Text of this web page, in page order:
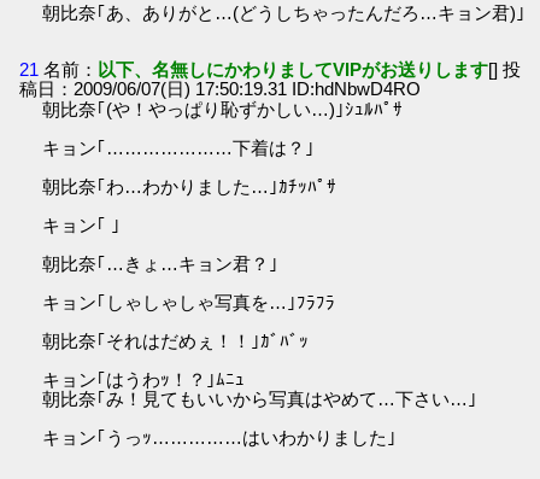
朝比奈｢あ、ありがと…(どうしちゃったんだろ…キョン君)｣
21 名前： 以下、名無しにかわりましてVIPがお送りします[] 投
稿日：2009/06/07(日) 17:50:19.31 ID:hdNbwD4RO
朝比奈｢(や！やっぱり恥ずかしい…)｣ｼｭﾙﾊﾟｻ
キョン｢…………………下着は？｣
朝比奈｢わ…わかりました…｣ｶﾁｯﾊﾟｻ
キョン｢ ｣
朝比奈｢…きょ…キョン君？｣
キョン｢しゃしゃしゃ写真を…｣ﾌﾗﾌﾗ
朝比奈｢それはだめぇ！！｣ｶﾞﾊﾞｯ
キョン｢はうわｯ！？｣ﾑﾆｭ
朝比奈｢み！見てもいいから写真はやめて…下さい…｣
キョン｢うっｯ……………はいわかりました｣